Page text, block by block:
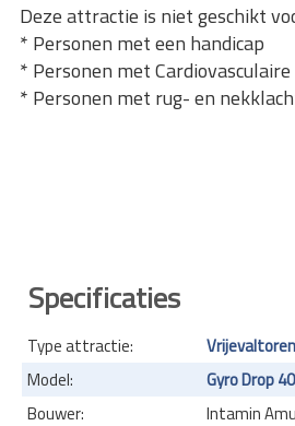
Deze attractie is niet geschikt
* Personen met een handicap
* Personen met
* Personen met rug- en
Specificaties
Type attractie:
Vrijevaltoren
Model:
Gyro Drop 40
Bouwer:
Intamin